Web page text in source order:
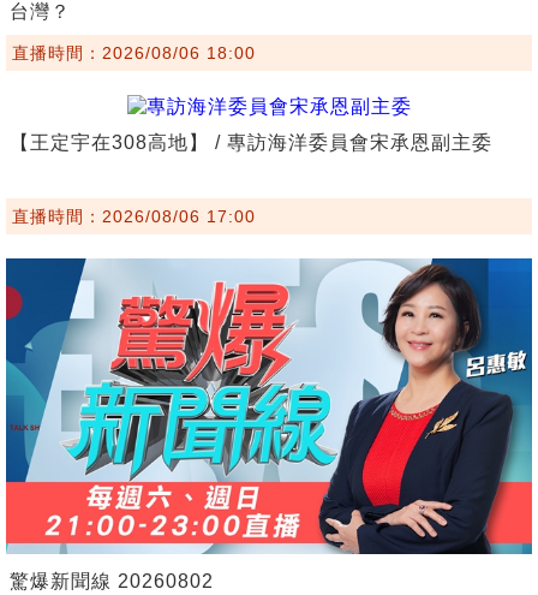
台灣？
直播時間：2026/08/06 18:00
【王定宇在308高地】 / 專訪海洋委員會宋承恩副主委
直播時間：2026/08/06 17:00
驚爆新聞線 20260802